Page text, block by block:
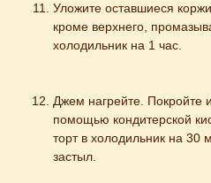
Уложите оставшиеся
кроме верхнего,
холодильник на 1 час.
Джем нагрейте. Покройте
помощью кондитерской
торт в холодильник на 30
застыл.